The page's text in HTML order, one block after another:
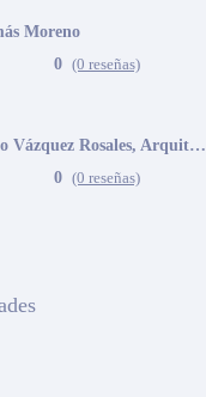
Moreno
0 (0 reseñas)
Toño Vázquez Rosales, Arquitecto
0 (0 reseñas)